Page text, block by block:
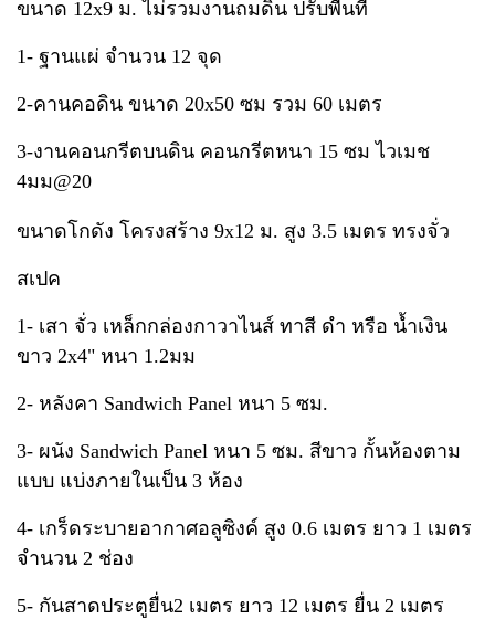
ขนาด 12x9 ม. ไม่รวมงานถมดิน ปรับพื้นที่
1- ฐานแผ่ จำนวน 12 จุด
2-คานคอดิน ขนาด 20x50 ซม รวม 60 เมตร
3-งานคอนกรีตบนดิน คอนกรีตหนา 15 ซม ไวเมช
4มม@20
ขนาดโกดัง โครงสร้าง 9x12 ม. สูง 3.5 เมตร ทรงจั่ว
สเปค
1- เสา จั่ว เหล็กกล่องกาวาไนส์ ทาสี ดำ หรือ น้ำเงิน
ขาว 2x4" หนา 1.2มม
2- หลังคา Sandwich Panel หนา 5 ซม.
3- ผนัง Sandwich Panel หนา 5 ซม. สีขาว กั้นห้องตาม
แบบ แบ่งภายในเป็น 3 ห้อง
4- เกร็ดระบายอากาศอลูซิงค์ สูง 0.6 เมตร ยาว 1 เมตร
จำนวน 2 ช่อง
5- กันสาดประตูยื่น2 เมตร ยาว 12 เมตร ยื่น 2 เมตร